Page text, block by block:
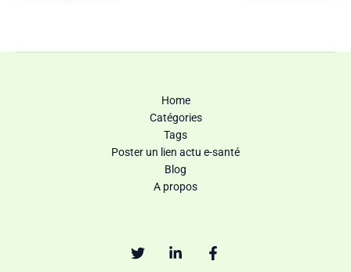
Home
Catégories
Tags
Poster un lien actu e-santé
Blog
A propos